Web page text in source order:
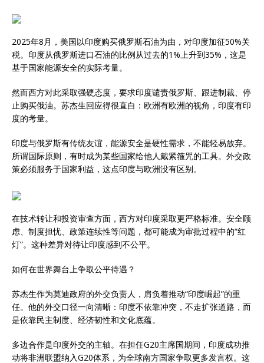
2025年8月，美国以印度购买俄罗斯石油为由，对印度加征50%关
税。印度从俄罗斯进口石油的比例从过去的1%上升到35%，这是
基于国家能源安全的实际考量。
然而西方对此采取强硬态度，要求印度谴责俄罗斯、跟进制裁、停
止购买俄油。苏杰生回应得很直白：欧洲有欧洲的视角，印度有印
度的考量。
印度与俄罗斯有传统友谊，能源安全是硬性需求，不能轻易放弃。
所谓国际原则，有时成为某些国家给他人戴紧箍咒的工具。外交政
策必须服务于国家利益，这点印度与欧洲没有区别。
在技术转让和投资审查方面，西方对印度采取更严格标准。安全顾
虑、制度担忧、政策连续性等问题，都可能成为审批过程中的“红
灯”。这种差异对待让印度感到不公平。
如何在世界舞台上争取公平待遇？
苏杰生作为莫迪政府的外交负责人，肩负着推动“印度崛起”的重
任。他的外交口径一向清晰：印度不依靠冲突，不走扩张道路，而
是依靠民主制度、经济韧性和文化底蕴。
多边合作是印度外交的主轴。在担任G20主席国期间，印度成功推
动将非洲联盟纳入G20体系，为全球南方国家争取更多发言权。这